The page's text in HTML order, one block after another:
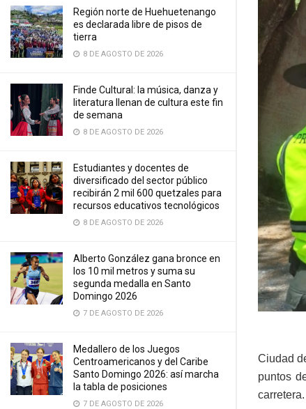
Región norte de Huehuetenango
es declarada libre de pisos de
tierra
8 DE AGOSTO DE 2026
Finde Cultural: la música, danza y
literatura llenan de cultura este fin
de semana
8 DE AGOSTO DE 2026
Estudiantes y docentes de
diversificado del sector público
recibirán 2 mil 600 quetzales para
recursos educativos tecnológicos
8 DE AGOSTO DE 2026
Alberto González gana bronce en
los 10 mil metros y suma su
segunda medalla en Santo
Domingo 2026
7 DE AGOSTO DE 2026
Medallero de los Juegos
Centroamericanos y del Caribe
Santo Domingo 2026: así marcha
la tabla de posiciones
7 DE AGOSTO DE 2026
Ciudad
puntos